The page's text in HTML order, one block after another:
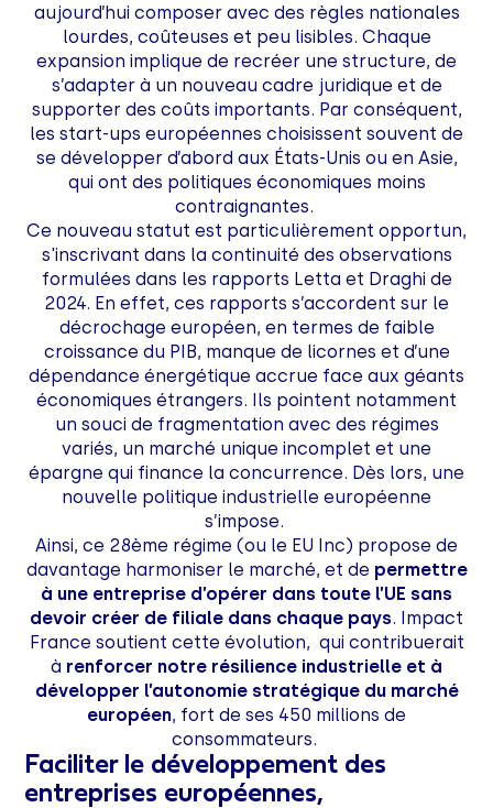
aujourd’hui composer avec des règles nationales
lourdes, coûteuses et peu lisibles. Chaque
expansion implique de recréer une structure, de
s’adapter à un nouveau cadre juridique et de
supporter des coûts importants. Par conséquent,
les start-ups européennes choisissent souvent de
se développer d’abord aux États-Unis ou en Asie,
qui ont des politiques économiques moins
contraignantes.
Ce nouveau statut est particulièrement opportun,
s'inscrivant dans la continuité des observations
formulées dans les rapports Letta et Draghi de
2024. En effet, ces rapports s’accordent sur le
décrochage européen, en termes de faible
croissance du PIB, manque de licornes et d’une
dépendance énergétique accrue face aux géants
économiques étrangers. Ils pointent notamment
un souci de fragmentation avec des régimes
variés, un marché unique incomplet et une
épargne qui finance la concurrence. Dès lors, une
nouvelle politique industrielle européenne
s’impose.
Ainsi, ce 28ème régime (ou le EU Inc) propose de
davantage harmoniser le marché, et de permettre
à une entreprise d’opérer dans toute l’UE sans
devoir créer de filiale dans chaque pays. Impact
France soutient cette évolution, qui contribuerait
à renforcer notre résilience industrielle et à
développer l’autonomie stratégique du marché
européen, fort de ses 450 millions de
consommateurs.
Faciliter le développement des
entreprises européennes,